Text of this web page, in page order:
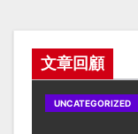
文章回顧
UNCATEGORIZED